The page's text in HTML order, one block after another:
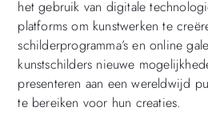
het gebruik van digitale
platforms om kunstwerken te
schilderprogramma’s en online
kunstschilders nieuwe
presenteren aan een wereldwijd
te bereiken voor hun creaties.